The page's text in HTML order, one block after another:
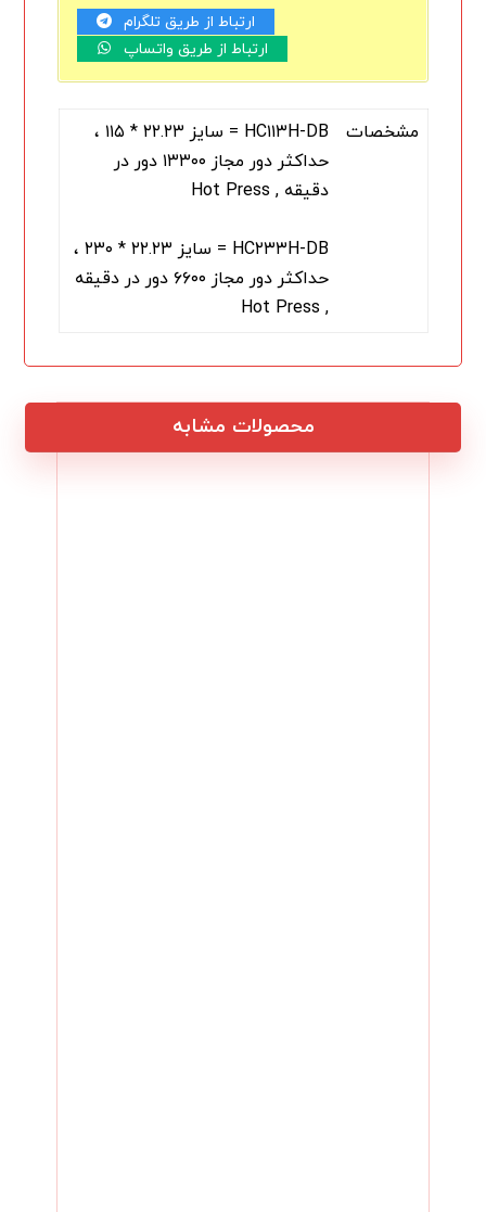
ارتباط از طریق تلگرام
ارتباط از طریق واتساپ
مشخصات
HC۱۱۳H-DB = سایز ۲۲.۲۳ * ۱۱۵ ،
حداکثر دور مجاز ۱۳۳۰۰ دور در
دقیقه , Hot Press
HC۲۳۳H-DB = سایز ۲۲.۲۳ * ۲۳۰ ،
حداکثر دور مجاز ۶۶۰۰ دور در دقیقه
, Hot Press
محصولات مشابه